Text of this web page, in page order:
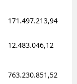
171.497.213,94
12.483.046,12
763.230.851,52